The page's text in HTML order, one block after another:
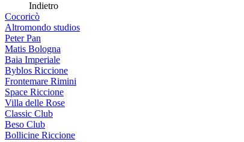
Indietro
Cocoricò
Altromondo studios
Peter Pan
Matis Bologna
Baia Imperiale
Byblos Riccione
Frontemare Rimini
Space Riccione
Villa delle Rose
Classic Club
Beso Club
Bollicine Riccione